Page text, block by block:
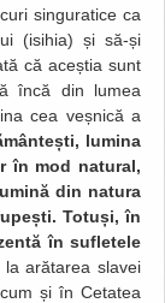
singuratice ca
(isihia) și să-și
că aceștia sunt
încă din lumea
cea veșnică a
lumina
în mod natural,
din natura
Totuși, în
în sufletele
la arătarea slavei
și în Cetatea